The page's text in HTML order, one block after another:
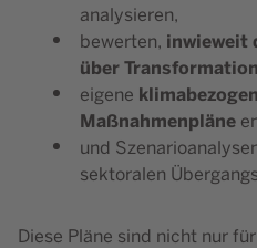
analysieren,
bewerten, inwieweit
über
eigene
Maßnahmenpläne
und
sektoralen
Diese Pläne sind nicht nur